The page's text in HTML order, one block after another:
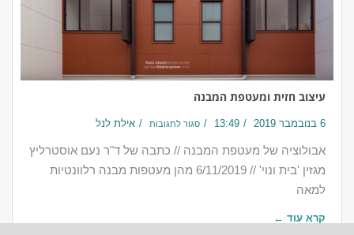
עיצוב חזית ומעטפת המבנה
6 בנובמבר 2019 13:49 סגור לתגובות אילת לנל
אבולוציה של מעטפת המבנה // כתבה של ד"ר נעם אוסטרליץ
מגזין 'בית ונוי' // 6/11/2019 מהן מעטפות מבנה רלוונטיות
למאה
קרא עוד ←